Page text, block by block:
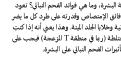
وما هي فوائد الفحم النباتي؟ تعود
الإمتصاص وقدرته على طرد كل ما يضر
وخلايا الجلد الميتة. وهذا يعني أنه إذا كنتِ
تمتلكين بشرة دهنية أو متشققة أو مختلطة (ربما في منطقة T المزعجة) فيجب على
الفحم النباتي على البشرة.